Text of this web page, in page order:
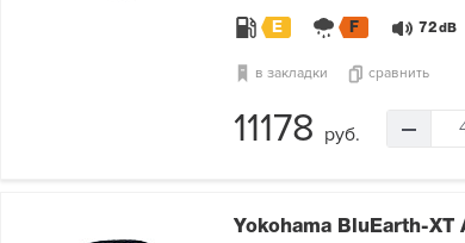
E F 72 dB
в закладки сравнить
11178 руб.
Yokohama BluEarth-XT